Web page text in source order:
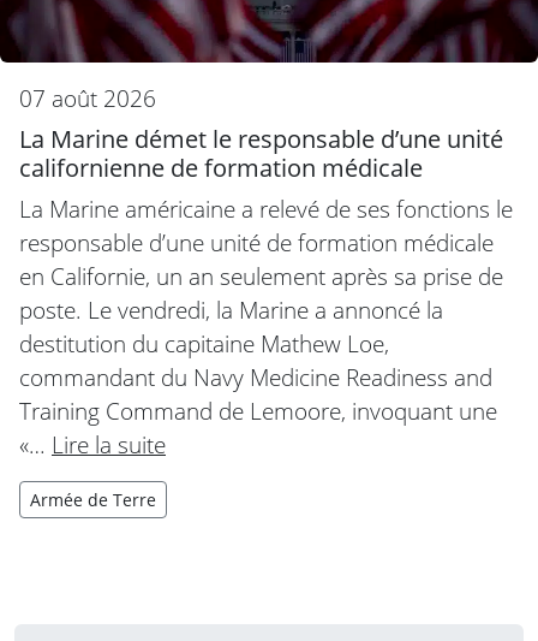
07 août 2026
La Marine démet le responsable d’une unité
californienne de formation médicale
La Marine américaine a relevé de ses fonctions le
responsable d’une unité de formation médicale
en Californie, un an seulement après sa prise de
poste. Le vendredi, la Marine a annoncé la
destitution du capitaine Mathew Loe,
commandant du Navy Medicine Readiness and
Training Command de Lemoore, invoquant une
«… Lire la suite
Armée de Terre